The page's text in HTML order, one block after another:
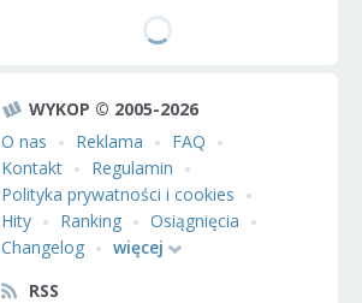
WYKOP © 2005-2026
O nas
Reklama
FAQ
Kontakt
Regulamin
Polityka prywatności i cookies
Hity
Ranking
Osiągnięcia
Changelog
więcej
RSS